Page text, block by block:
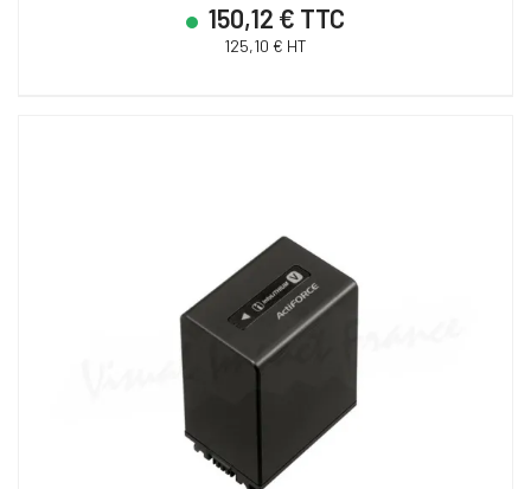
150,12 € TTC
125,10 € HT